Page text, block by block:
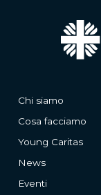
Chi siamo
Cosa facciamo
Young Caritas
News
Eventi